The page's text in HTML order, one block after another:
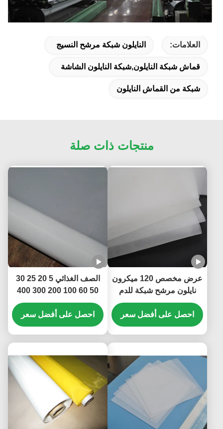
العلامات: النايلون شبكة مرشح النسيج
قماش شبكة النايلون,شبكة النايلون الشاشة
شبكة من القماش النايلون
منتجات ذات صلة
عرض مخصص 120 ميكرون
نايلون مرشح شبكة للدم
احصل على أفضل سعر
الصف الغذائي 5 20 25 30
50 60 100 200 300 400
مايكرون نايلون فلتر شبكة
احصل على أفضل سعر